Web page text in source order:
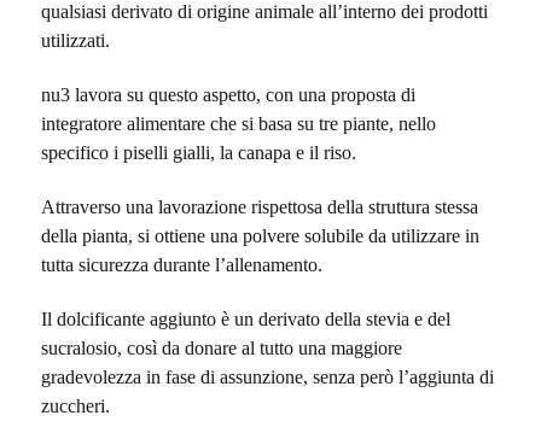
qualsiasi derivato di origine animale all’interno dei prodotti
utilizzati.
nu3 lavora su questo aspetto, con una proposta di
integratore alimentare che si basa su tre piante, nello
specifico i piselli gialli, la canapa e il riso.
Attraverso una lavorazione rispettosa della struttura stessa
della pianta, si ottiene una polvere solubile da utilizzare in
tutta sicurezza durante l’allenamento.
Il dolcificante aggiunto è un derivato della stevia e del
sucralosio, così da donare al tutto una maggiore
gradevolezza in fase di assunzione, senza però l’aggiunta di
zuccheri.